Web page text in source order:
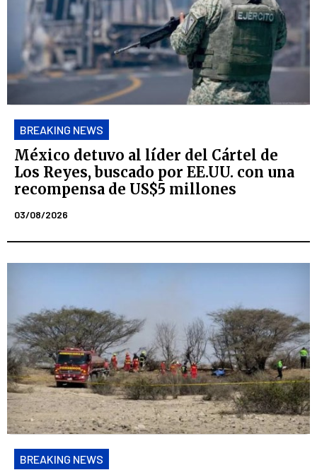
BREAKING NEWS
México detuvo al líder del Cártel de
Los Reyes, buscado por EE.UU. con una
recompensa de US$5 millones
03/08/2026
BREAKING NEWS